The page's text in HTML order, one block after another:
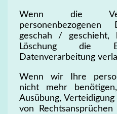
Wenn die
personenbezogenen
geschah /
Löschung die
Datenverarbeitung
Wenn wir Ihre
nicht mehr
Ausübung,
von